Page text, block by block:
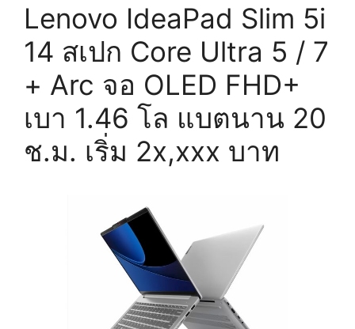
Lenovo IdeaPad Slim 5i
14 สเปก Core Ultra 5 / 7
+ Arc จอ OLED FHD+
เบา 1.46 โล แบตนาน 20
ช.ม. เริ่ม 2x,xxx บาท